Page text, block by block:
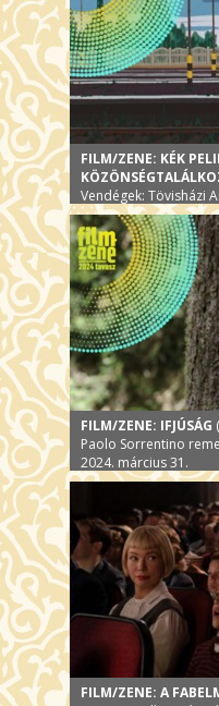
FILM/ZENE: KÉK
Vendégek: Tövisházi
zeneszerzők,
FILM/ZENE: IFJÚSÁG
Paolo Sorrentino
2024. március 31.
FILM/ZENE: A